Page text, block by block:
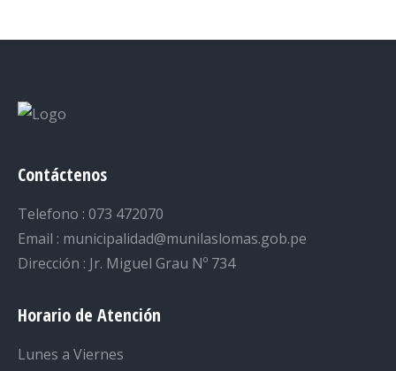
Contáctenos
Telefono : 073 472070
Email : municipalidad@munilaslomas.gob.pe
Dirección : Jr. Miguel Grau Nº 734
Horario de Atención
Lunes a Viernes